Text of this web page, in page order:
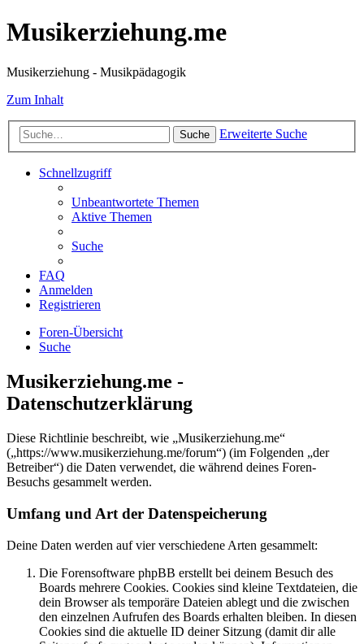
Musikerziehung.me
Musikerziehung - Musikpädagogik
Zum Inhalt
Suche Erweiterte Suche
Schnellzugriff
Unbeantwortete Themen
Aktive Themen
Suche
FAQ
Anmelden
Registrieren
Foren-Übersicht
Suche
Musikerziehung.me -
Datenschutzerklärung
Diese Richtlinie beschreibt, wie „Musikerziehung.me“
(„https://www.musikerziehung.me/forum“) (im Folgenden „der
Betreiber“) die Daten verwendet, die während deines Foren-
Besuchs gesammelt werden.
Umfang und Art der Datenspeicherung
Deine Daten werden auf vier verschiedene Arten gesammelt:
Die Forensoftware phpBB erstellt bei deinem Besuch des
Boards mehrere Cookies. Cookies sind kleine Textdateien, die
dein Browser als temporäre Dateien ablegt und die zwischen
den einzelnen Aufrufen des Boards erhalten bleiben. In diesen
Cookies sind die aktuelle ID deiner Sitzung (damit dir alle